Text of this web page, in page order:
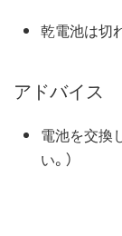
乾電池は切
アドバイス
電池を交換
い。）